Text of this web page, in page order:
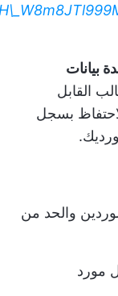
بيانات
القابل
بسجل
والحد من
مورد